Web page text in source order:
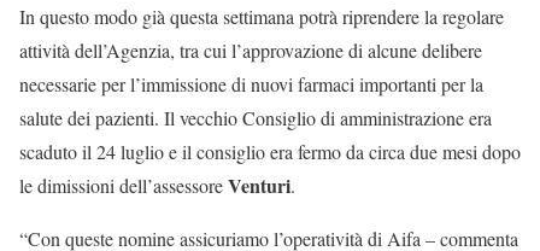
In questo modo già questa settimana potrà riprendere la regolare
attività dell’Agenzia, tra cui l’approvazione di alcune delibere
necessarie per l’immissione di nuovi farmaci importanti per la
salute dei pazienti. Il vecchio Consiglio di amministrazione era
scaduto il 24 luglio e il consiglio era fermo da circa due mesi dopo
le dimissioni dell’assessoreVenturi.
“Con queste nomine assicuriamo l’operatività di Aifa – commenta